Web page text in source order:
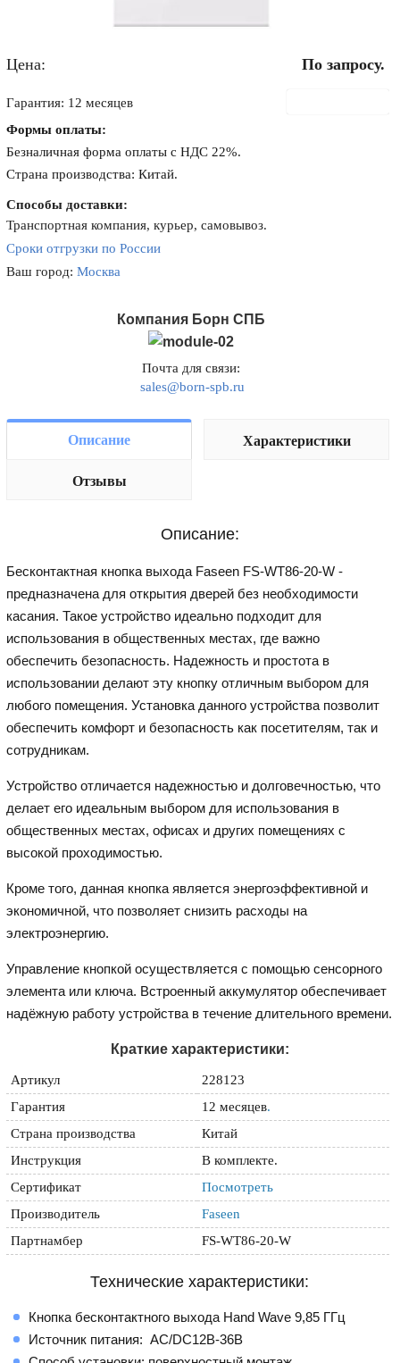
Цена: По запросу.
Гарантия: 12 месяцев
Формы оплаты:
Безналичная форма оплаты с НДС 22%.
Страна производства: Китай.
Способы доставки:
Транспортная компания, курьер, самовывоз.
Сроки отгрузки по России
Ваш город:Москва
Компания Борн СПБ
Почта для связи:
sales@born-spb.ru
Описание Характеристики
Отзывы
Описание:
Бесконтактная кнопка выхода Faseen FS-WT86-20-W -
предназначена для открытия дверей без необходимости
касания. Такое устройство идеально подходит для
использования в общественных местах, где важно
обеспечить безопасность. Надежность и простота в
использовании делают эту кнопку отличным выбором для
любого помещения. Установка данного устройства позволит
обеспечить комфорт и безопасность как посетителям, так и
сотрудникам.
Устройство отличается надежностью и долговечностью, что
делает его идеальным выбором для использования в
общественных местах, офисах и других помещениях с
высокой проходимостью.
Кроме того, данная кнопка является энергоэффективной и
экономичной, что позволяет снизить расходы на
электроэнергию.
Управление кнопкой осуществляется с помощью сенсорного
элемента или ключа. Встроенный аккумулятор обеспечивает
надёжную работу устройства в течение длительного времени.
Краткие характеристики:
Артикул
228123
Гарантия
12 месяцев.
Страна производства
Китай
Инструкция
В комплекте.
Сертификат
Посмотреть
Производитель
Faseen
Партнамбер
FS-WT86-20-W
Технические характеристики:
Кнопка бесконтактного выхода Hand Wave 9,85 ГГц
Источник питания: AC/DC12В-36В